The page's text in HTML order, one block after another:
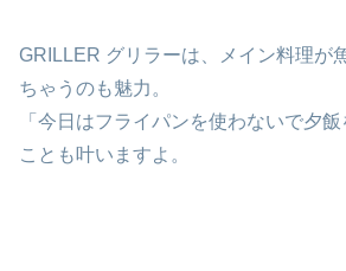
GRILLER グリラーは、メイン料理が
ちゃうのも魅力。
「今日はフライパンを使わないで夕
ことも叶いますよ。